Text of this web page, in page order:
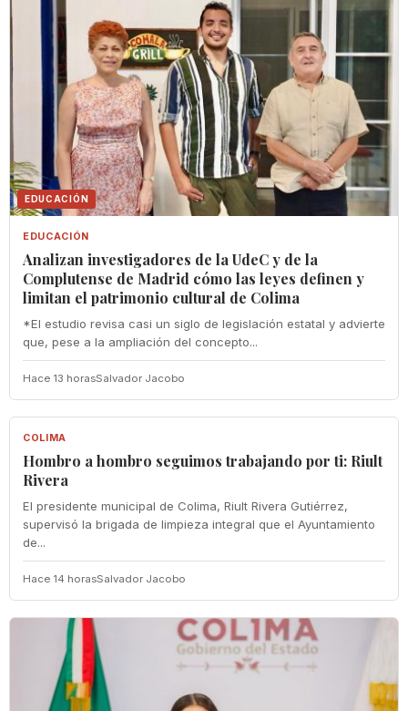
EDUCACIÓN
EDUCACIÓN
Analizan investigadores de la UdeC y de la
Complutense de Madrid cómo las leyes definen y
limitan el patrimonio cultural de Colima
*El estudio revisa casi un siglo de legislación estatal y advierte
que, pese a la ampliación del concepto...
Hace 13 horasSalvador Jacobo
COLIMA
COLIMA
Hombro a hombro seguimos trabajando por ti: Riult
Rivera
El presidente municipal de Colima, Riult Rivera Gutiérrez,
supervisó la brigada de limpieza integral que el Ayuntamiento
de...
Hace 14 horasSalvador Jacobo